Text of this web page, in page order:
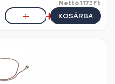
Nettó1 173 Ft
KOSÁRBA